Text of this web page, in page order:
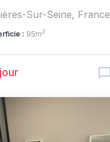
Sur-Seine, France
: 95m2